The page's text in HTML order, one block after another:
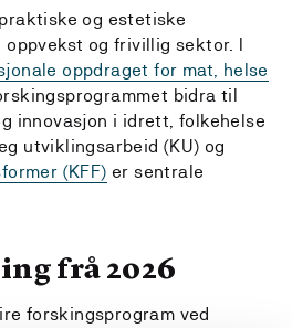
og estetiske
og frivillig sektor. I
oppdraget for mat, helse
bidra til
innovasjon i idrett, folkehelse
utviklingsarbeid (KU) og
(KFF) er sentrale
frå 2026
forskingsprogram ved